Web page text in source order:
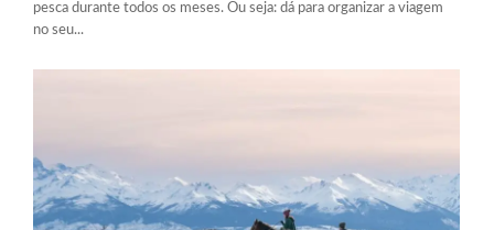
pesca durante todos os meses. Ou seja: dá para organizar a viagem
no seu...